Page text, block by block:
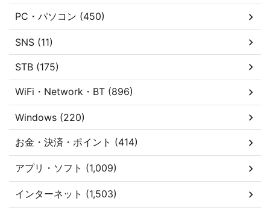
PC・パソコン (450)
SNS (11)
STB (175)
WiFi・Network・BT (896)
Windows (220)
お金・決済・ポイント (414)
アプリ・ソフト (1,009)
インターネット (1,503)